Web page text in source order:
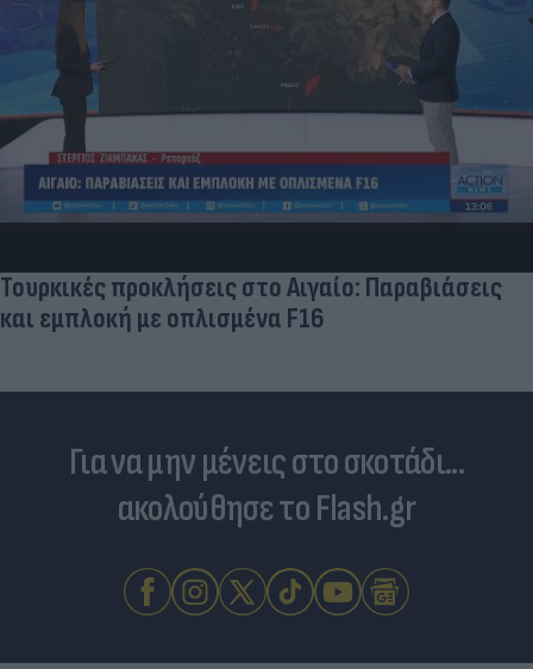
Πανζουρλισμός στην παρουσίαση του Σαλάχ -
Χιλιάδες κόσμου στο γήπεδο της Τραμπζονσπόρ
Για να μην μένεις στο σκοτάδι...
ακολούθησε το Flash.gr